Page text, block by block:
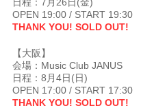
OPEN 19:00 / START 19:30
THANK YOU! SOLD OUT!
【大阪】
会場：Music Club JANUS
日程：8月4日(日)
OPEN 17:00 / START 17:30
THANK YOU! SOLD OUT!